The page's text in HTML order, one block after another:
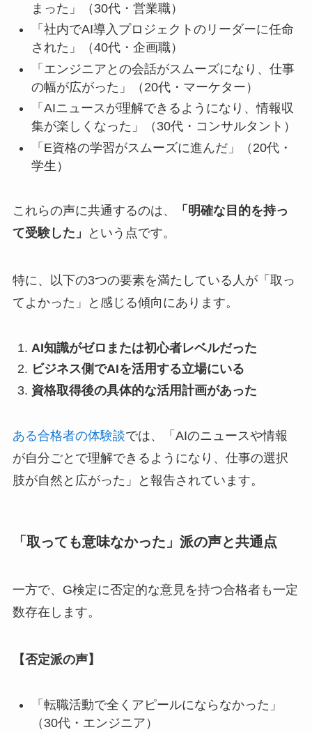
まった」（30代・営業職）
「社内でAI導入プロジェクトのリーダーに任命
された」（40代・企画職）
「エンジニアとの会話がスムーズになり、仕事
の幅が広がった」（20代・マーケター）
「AIニュースが理解できるようになり、情報収
集が楽しくなった」（30代・コンサルタント）
「E資格の学習がスムーズに進んだ」（20代・
学生）
これらの声に共通するのは、
「明確な目的を持っ
て受験した」
という点です。
特に、以下の3つの要素を満たしている人が「取っ
てよかった」と感じる傾向にあります。
AI知識がゼロまたは初心者レベルだった
ビジネス側でAIを活用する立場にいる
資格取得後の具体的な活用計画があった
ある合格者の体験談では、「AIのニュースや情報
が自分ごとで理解できるようになり、仕事の選択
肢が自然と広がった」と報告されています。
「取っても意味なかった」派の声と共通点
一方で、G検定に否定的な意見を持つ合格者も一定
数存在します。
【否定派の声】
「転職活動で全くアピールにならなかった」
（30代・エンジニア）